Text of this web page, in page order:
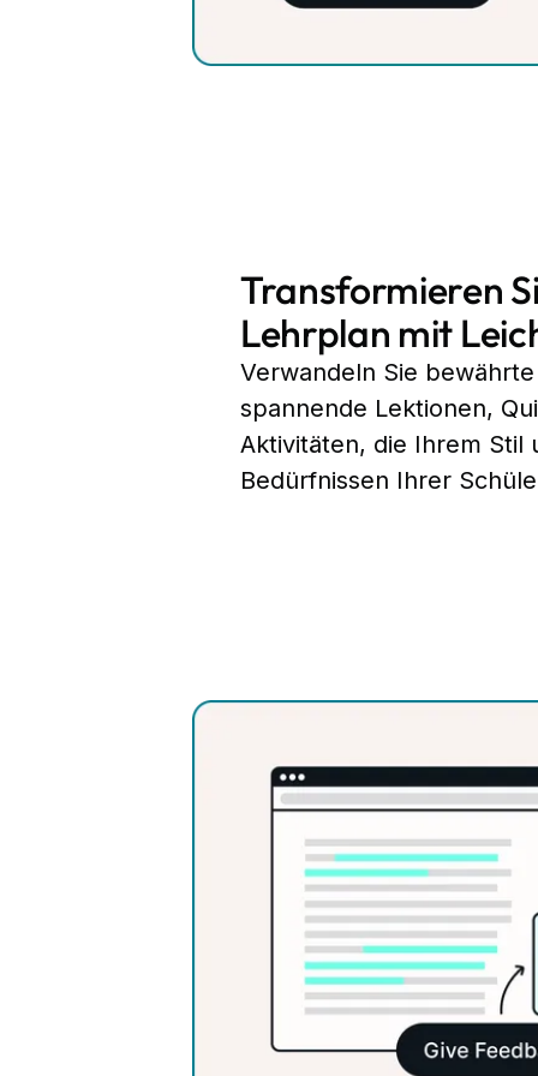
Transformieren
Lehrplan mit
Verwandeln Sie
spannende Lektionen,
Aktivitäten, die Ihrem Stil
Bedürfnissen Ihrer